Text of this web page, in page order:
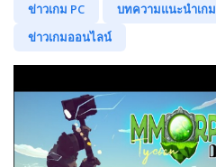
ข่าวเกม PC บทความแนะนำเกม
ข่าวเกมออนไลน์